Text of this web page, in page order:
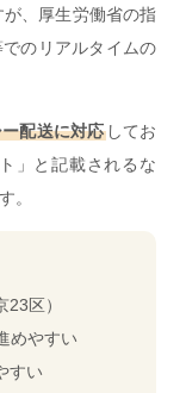
、厚生労働省の指
のリアルタイムの
配送に対応してお
」と記載されるな
。
区）
めやすい
すい